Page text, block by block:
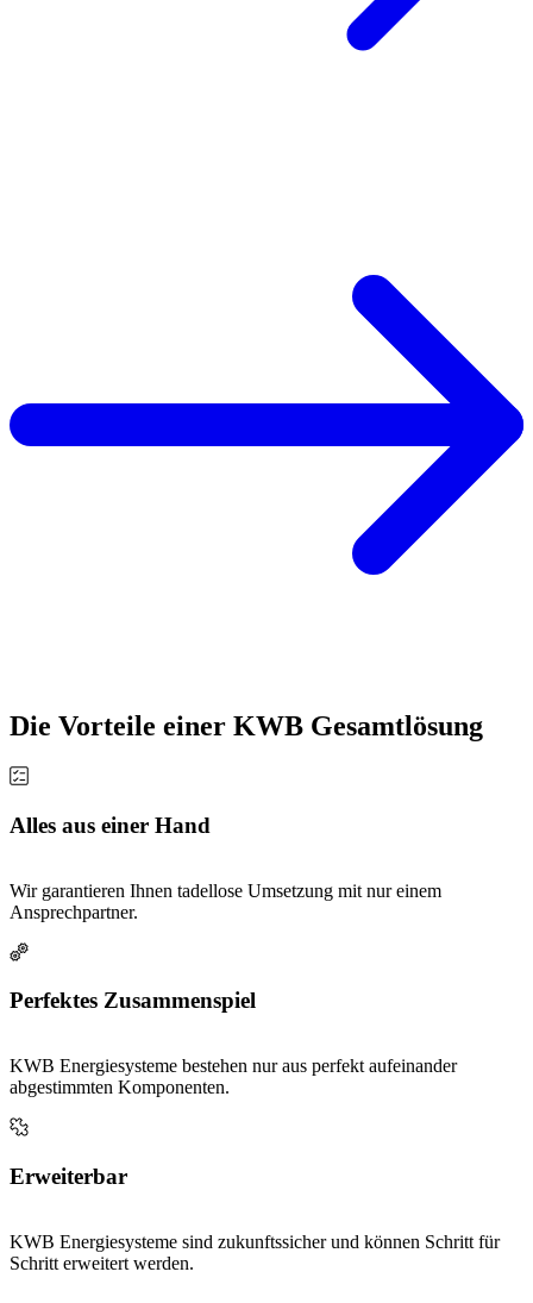
Die Vorteile einer KWB Gesamtlösung
Alles aus einer Hand
Wir garantieren Ihnen tadellose Umsetzung mit nur einem
Ansprechpartner.
Perfektes Zusammenspiel
KWB Energiesysteme bestehen nur aus perfekt aufeinander
abgestimmten Komponenten.
Erweiterbar
KWB Energiesysteme sind zukunftssicher und können Schritt für
Schritt erweitert werden.